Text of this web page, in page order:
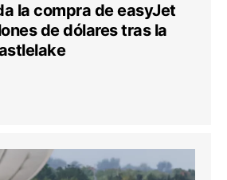
la compra de easyJet
de dólares tras la